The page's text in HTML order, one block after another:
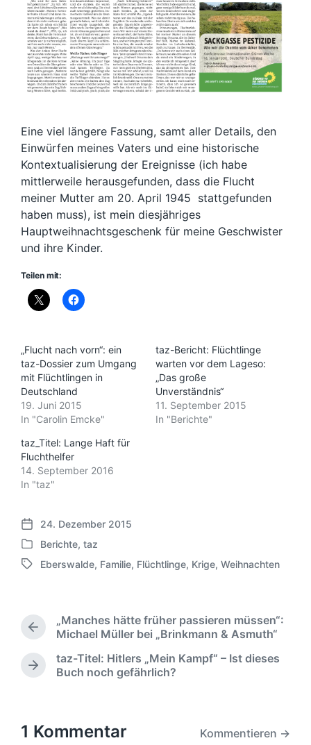
Eine viel längere Fassung, samt aller Details, den
Einwürfen meines Vaters und eine historische
Kontextualisierung der Ereignisse (ich habe
mittlerweile herausgefunden, dass die Flucht
meiner Mutter am 20. April 1945 stattgefunden
haben muss), ist mein diesjähriges
Hauptweihnachtsgeschenk für meine Geschwister
und ihre Kinder.
Teilen mit:
„Flucht nach vorn“: ein
taz-Dossier zum Umgang
mit Flüchtlingen in
Deutschland
19. Juni 2015
In "Carolin Emcke"
taz-Bericht: Flüchtlinge
warten vor dem Lageso:
„Das große
Unverständnis“
11. September 2015
In "Berichte"
taz_Titel: Lange Haft für
Fluchthelfer
14. September 2016
In "taz"
V
e
r
e
n
l
n
24. Dezember 2015
V
e
f
e
t
h
Berichte, taz
S
a
w
ö
r
Eberswalde, Familie, Flüchtlinge, Krige, Weihnachten
V
r
h
g
„Manches hätte früher passieren müssen“:
Michael Müller bei „Brinkmann & Asmuth“
N
s
t
taz-Titel: Hitlers „Mein Kampf“ – Ist dieses
Buch noch gefährlich?
1 Kommentar Kommentieren →